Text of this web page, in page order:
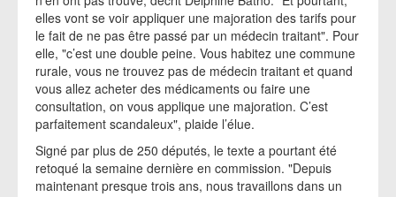
elles vont se voir appliquer une majoration des tarifs pour
le fait de ne pas être passé par un médecin traitant". Pour
elle, "c’est une double peine. Vous habitez une commune
rurale, vous ne trouvez pas de médecin traitant et quand
vous allez acheter des médicaments ou faire une
consultation, on vous applique une majoration. C’est
parfaitement scandaleux", plaide l’élue.
Signé par plus de 250 députés, le texte a pourtant été
retoqué la semaine dernière en commission. "Depuis
maintenant presque trois ans, nous travaillons dans un